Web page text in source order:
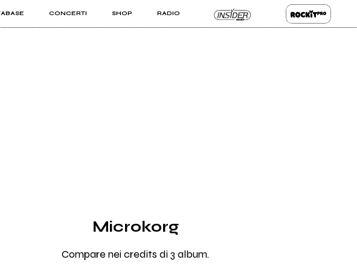
CONCERTI SHOP RADIO
PRO
Microkorg
Compare nei credits di 3 album.